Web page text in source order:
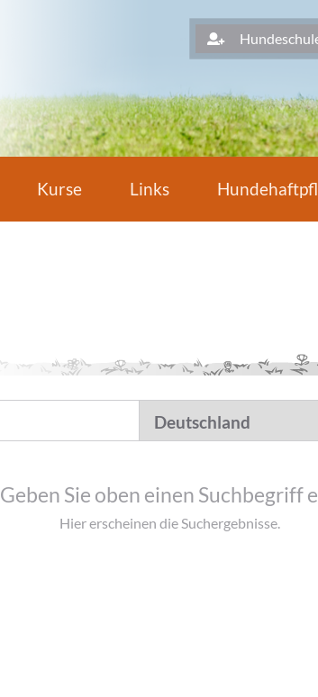
Kurse Links
Geben Sie oben einen Suchbegriff
Hier erscheinen die Suchergebnisse.